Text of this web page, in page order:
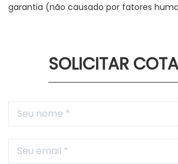
garantia (não causado por fatores
SOLICITAR